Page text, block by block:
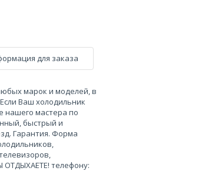
для заказа
марок и моделей, в
Ваш холодильник
нашего мастера по
быстрый и
Гарантия. Форма
ОТДЫХАЕТЕ! телефону: